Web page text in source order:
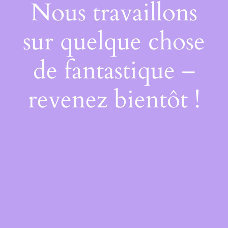
Nous travaillons
sur quelque chose
de fantastique –
revenez bientôt !